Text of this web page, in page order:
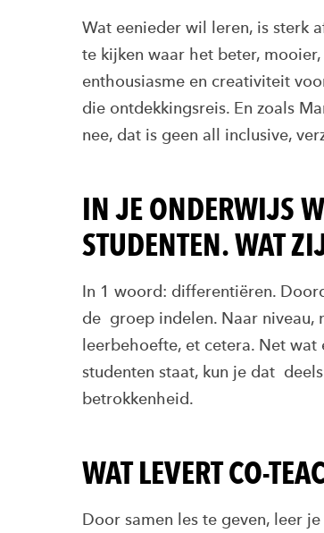
Wat eenieder wil leren, is sterk
te kijken waar het beter,
enthousiasme en creativiteit
die ontdekkingsreis. En zoals
nee, dat is geen all inclusive,
IN JE ONDERWIJS
STUDENTEN. WAT
In 1 woord: differentiëren.
de groep indelen. Naar niveau,
leerbehoefte, et cetera. Net
studenten staat, kun je dat
betrokkenheid.
WAT LEVERT CO-
Door samen les te geven, leer